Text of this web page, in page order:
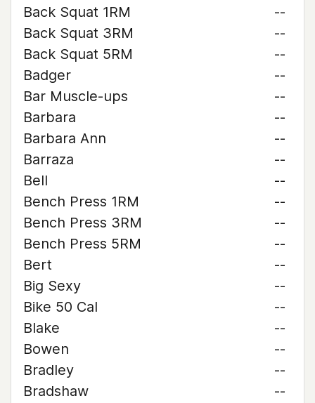
Back Squat 1RM
--
Back Squat 3RM
--
Back Squat 5RM
--
Badger
--
Bar Muscle-ups
--
Barbara
--
Barbara Ann
--
Barraza
--
Bell
--
Bench Press 1RM
--
Bench Press 3RM
--
Bench Press 5RM
--
Bert
--
Big Sexy
--
Bike 50 Cal
--
Blake
--
Bowen
--
Bradley
--
Bradshaw
--